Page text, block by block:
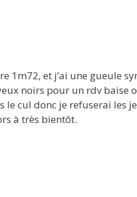
1m72, et j’ai une gueule
noirs pour un rdv baise
le cul donc je refuserai les
à très bientôt.